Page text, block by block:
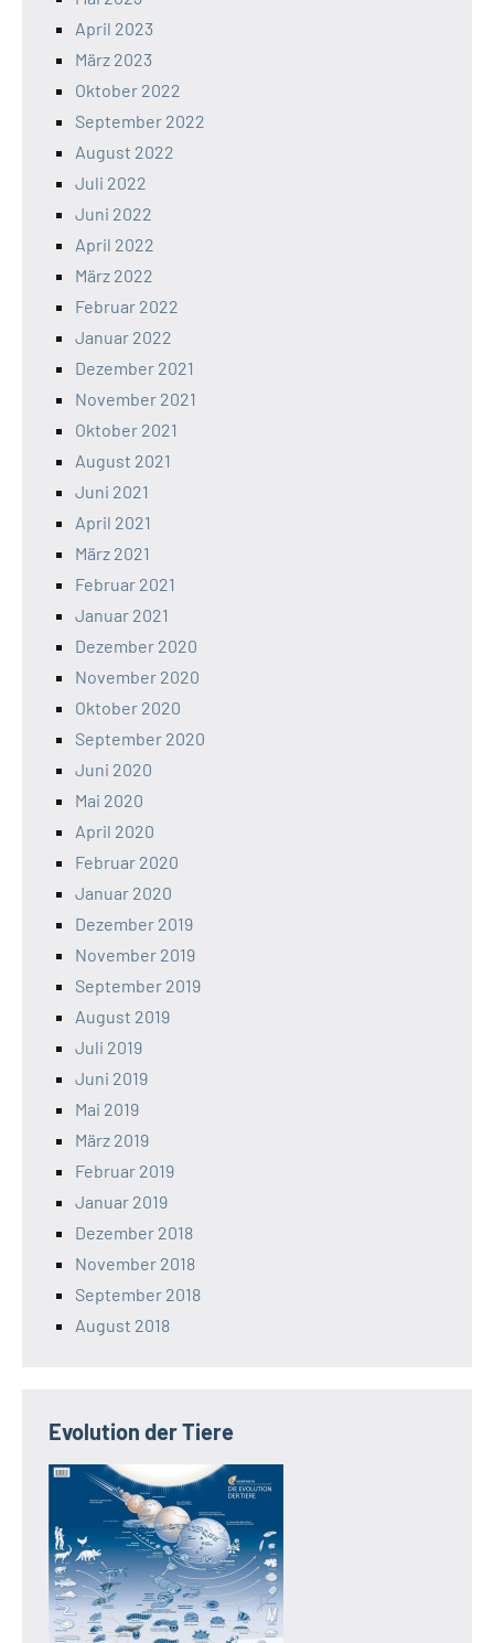
April 2023
März 2023
Oktober 2022
September 2022
August 2022
Juli 2022
Juni 2022
April 2022
März 2022
Februar 2022
Januar 2022
Dezember 2021
November 2021
Oktober 2021
August 2021
Juni 2021
April 2021
März 2021
Februar 2021
Januar 2021
Dezember 2020
November 2020
Oktober 2020
September 2020
Juni 2020
Mai 2020
April 2020
Februar 2020
Januar 2020
Dezember 2019
November 2019
September 2019
August 2019
Juli 2019
Juni 2019
Mai 2019
März 2019
Februar 2019
Januar 2019
Dezember 2018
November 2018
September 2018
August 2018
Evolution der Tiere